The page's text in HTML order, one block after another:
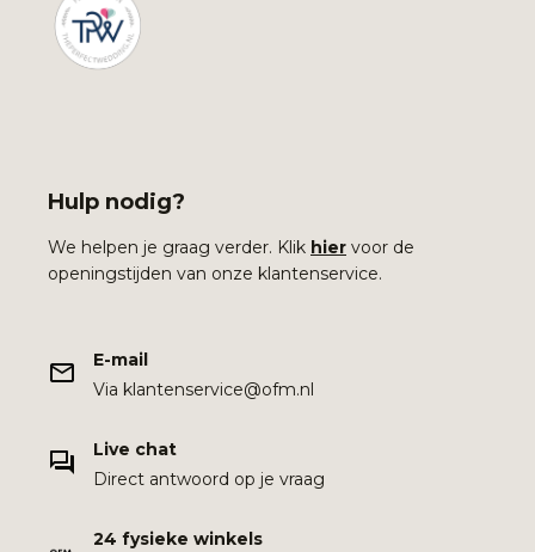
Hulp nodig?
We helpen je graag verder. Klik hier voor de
openingstijden van onze klantenservice.
E-mail
Via klantenservice@ofm.nl
Live chat
Direct antwoord op je vraag
24 fysieke winkels